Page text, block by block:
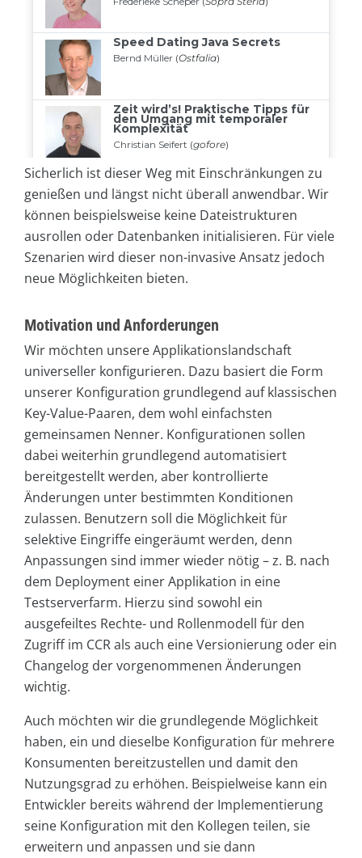
Sicherlich ist dieser Weg mit Einschränkungen zu
genießen und längst nicht überall anwendbar. Wir
können beispielsweise keine Dateistrukturen
ausrollen oder Datenbanken initialisieren. Für viele
Szenarien wird dieser non-invasive Ansatz jedoch
neue Möglichkeiten bieten.
Motivation und Anforderungen
Wir möchten unsere Applikationslandschaft
universeller konfigurieren. Dazu basiert die Form
unserer Konfiguration grundlegend auf klassischen
Key-Value-Paaren, dem wohl einfachsten
gemeinsamen Nenner. Konfigurationen sollen
dabei weiterhin grundlegend automatisiert
bereitgestellt werden, aber kontrollierte
Änderungen unter bestimmten Konditionen
zulassen. Benutzern soll die Möglichkeit für
selektive Eingriffe eingeräumt werden, denn
Anpassungen sind immer wieder nötig – z. B. nach
dem Deployment einer Applikation in eine
Testserverfarm. Hierzu sind sowohl ein
ausgefeiltes Rechte- und Rollenmodell für den
Zugriff im CCR als auch eine Versionierung oder ein
Changelog der vorgenommenen Änderungen
wichtig.
Auch möchten wir die grundlegende Möglichkeit
haben, ein und dieselbe Konfiguration für mehrere
Konsumenten bereitzustellen und damit den
Nutzungsgrad zu erhöhen. Beispielweise kann ein
Entwickler bereits während der Implementierung
seine Konfiguration mit den Kollegen teilen, sie
erweitern und anpassen und sie dann